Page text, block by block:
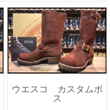
ウエスコ カスタムボ
ス